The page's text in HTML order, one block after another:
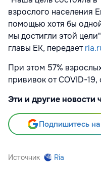
взрослого населения
помощью хотя бы
мы достигли этой
главы ЕК, передает
При этом 57%
прививок от COVID-19,
Эти и другие новости
Подпишитесь
Источник Ria